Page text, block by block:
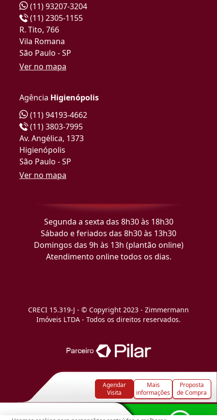
Agendar
Visita
Mais
informações
Proposta
de Compra
(11) 93207-3204
(11) 2305-1155
R. Tito, 766
Vila Romana
São Paulo - SP
Ver no mapa
Agência Higienópolis
(11) 94193-4662
(11) 3803-7995
Av. Angélica, 1373
Higienópolis
São Paulo - SP
Ver no mapa
Segunda a sexta das 8h30 às 18h30
Sábado e feriados das 8h30 às 13h30
Domingos das 9h às 13h (plantão online)
Atendimento online todos os dias.
CRECI 15.319-J - © Copyright 2023 - Zimmermann
Imóveis LTDA - Todos os direitos reservados.